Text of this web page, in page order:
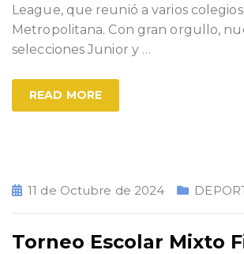
League, que reunió a varios
Metropolitana. Con gran orgullo,
selecciones Junior y …
READ MORE
11 de Octubre de 2024
Torneo Escolar Mixto